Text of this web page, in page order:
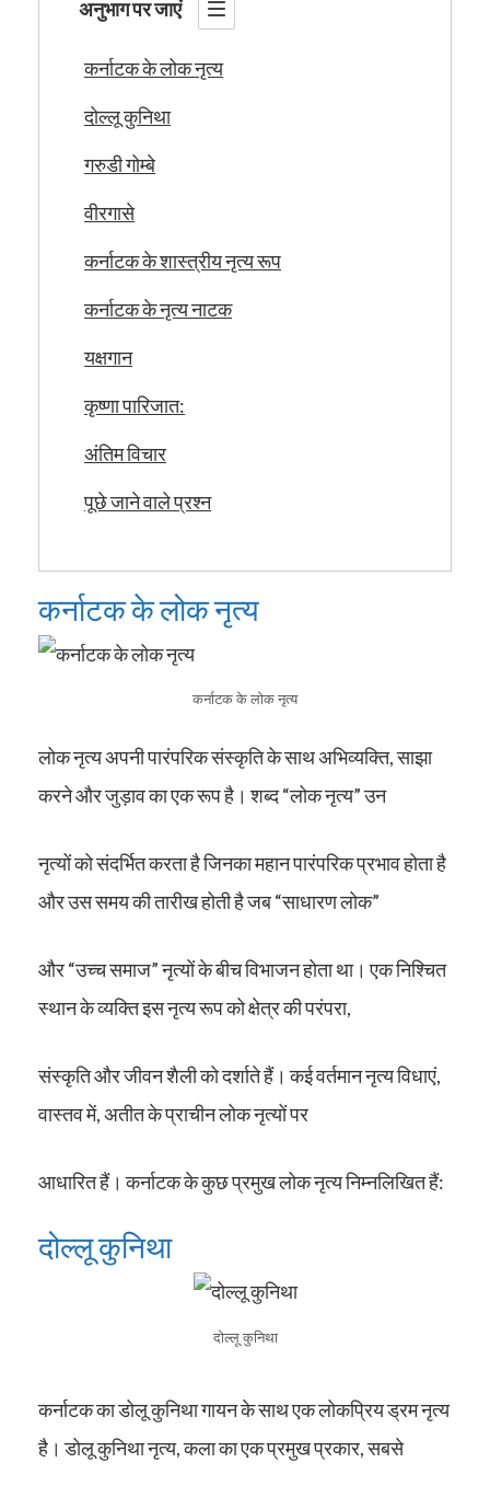
अनुभाग पर जाएं
कर्नाटक के लोक नृत्य
दोल्लू कुनिथा
गरुडी गोम्बे
वीरगासे
कर्नाटक के शास्त्रीय नृत्य रूप
कर्नाटक के नृत्य नाटक
यक्षगान
कृष्णा पारिजात:
अंतिम विचार
पूछे जाने वाले प्रश्न
कर्नाटक के लोक नृत्य
कर्नाटक के लोक नृत्य
लोक नृत्य अपनी पारंपरिक संस्कृति के साथ अभिव्यक्ति, साझा
करने और जुड़ाव का एक रूप है। शब्द “लोक नृत्य” उन
नृत्यों को संदर्भित करता है जिनका महान पारंपरिक प्रभाव होता है
और उस समय की तारीख होती है जब “साधारण लोक”
और “उच्च समाज” नृत्यों के बीच विभाजन होता था। एक निश्चित
स्थान के व्यक्ति इस नृत्य रूप को क्षेत्र की परंपरा,
संस्कृति और जीवन शैली को दर्शाते हैं। कई वर्तमान नृत्य विधाएं,
वास्तव में, अतीत के प्राचीन लोक नृत्यों पर
आधारित हैं। कर्नाटक के कुछ प्रमुख लोक नृत्य निम्नलिखित हैं:
दोल्लू कुनिथा
दोल्लू कुनिथा
कर्नाटक का डोलू कुनिथा गायन के साथ एक लोकप्रिय ड्रम नृत्य
है। डोलू कुनिथा नृत्य, कला का एक प्रमुख प्रकार, सबसे